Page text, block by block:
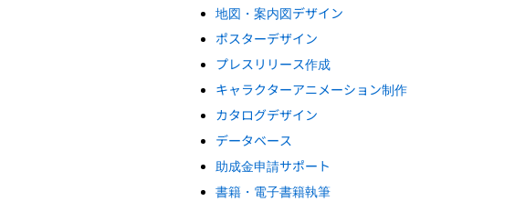
地図・案内図デザイン
ポスターデザイン
プレスリリース作成
キャラクターアニメーション制作
カタログデザイン
データベース
助成金申請サポート
書籍・電子書籍執筆